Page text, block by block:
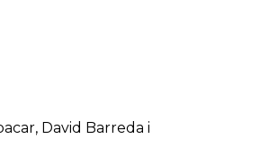
David Barreda i